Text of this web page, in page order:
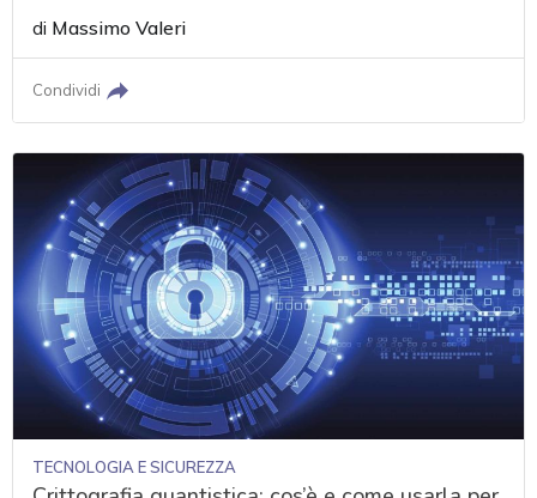
di Massimo Valeri
Condividi
TECNOLOGIA E SICUREZZA